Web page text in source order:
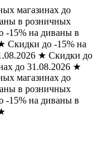
магазинах до
в розничных
-15% на диваны в
Скидки до -15% на
★ Скидки до
до 31.08.2026 ★
магазинах до
в розничных
-15% на диваны в